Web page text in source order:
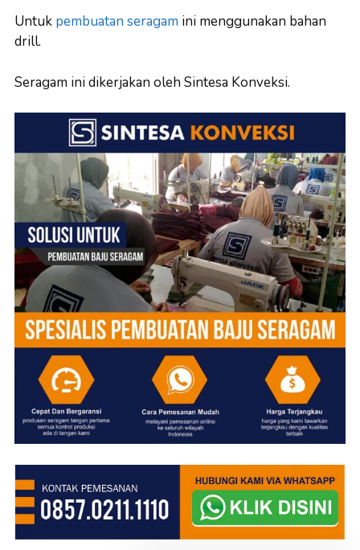
Untuk pembuatan seragam ini menggunakan bahan
drill.
Seragam ini dikerjakan oleh Sintesa Konveksi.